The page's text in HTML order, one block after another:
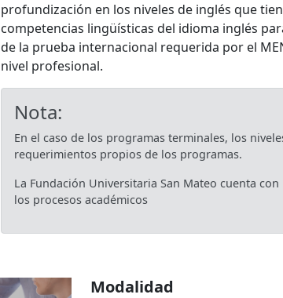
profundización en los niveles de inglés que
competencias lingüísticas del idioma inglés
de la prueba internacional requerida por el
nivel profesional.
Nota:
En el caso de los programas terminales, los
requerimientos propios de los programas.
La Fundación Universitaria San Mateo cuenta
los procesos académicos
Modalidad